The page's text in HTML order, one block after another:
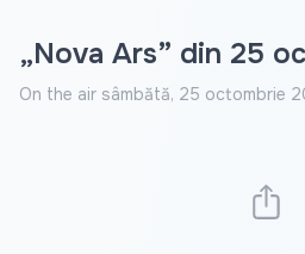
„Nova Ars” din 25
On the air sâmbătă, 25 octombrie